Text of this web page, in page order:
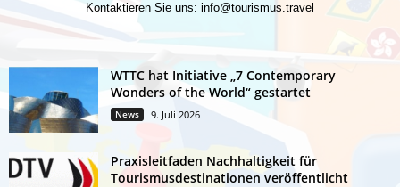
Kontaktieren Sie uns: info@tourismus.travel
WTTC hat Initiative „7 Contemporary
Wonders of the World“ gestartet
News 9. Juli 2026
Praxisleitfaden Nachhaltigkeit für
Tourismusdestinationen veröffentlicht